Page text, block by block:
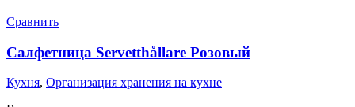
Сравнить
Салфетница Servetthållare Розовый
Кухня, Организация хранения на кухне